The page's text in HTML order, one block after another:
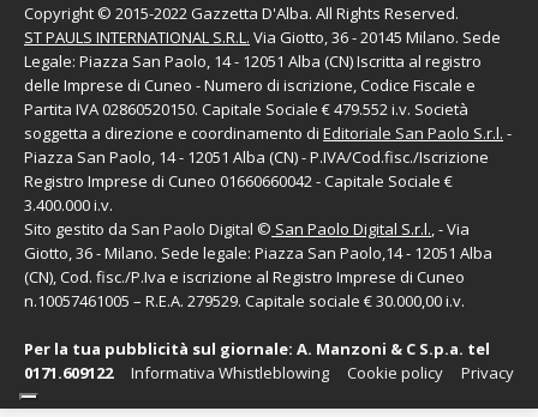
Copyright © 2015-2022 Gazzetta D'Alba. All Rights Reserved.
ST PAULS INTERNATIONAL S.R.L. Via Giotto, 36 - 20145 Milano. Sede
Legale: Piazza San Paolo, 14 - 12051 Alba (CN) Iscritta al registro
delle Imprese di Cuneo - Numero di iscrizione, Codice Fiscale e
Partita IVA 02860520150. Capitale Sociale € 479.552 i.v. Società
soggetta a direzione e coordinamento di Editoriale San Paolo S.r.l. -
Piazza San Paolo, 14 - 12051 Alba (CN) - P.IVA/Cod.fisc./Iscrizione
Registro Imprese di Cuneo 01660660042 - Capitale Sociale €
3.400.000 i.v.
Sito gestito da San Paolo Digital © San Paolo Digital S.r.l., - Via
Giotto, 36 - Milano. Sede legale: Piazza San Paolo,14 - 12051 Alba
(CN), Cod. fisc./P.Iva e iscrizione al Registro Imprese di Cuneo
n.10057461005 – R.E.A. 279529. Capitale sociale € 30.000,00 i.v.
Per la tua pubblicità sul giornale: A. Manzoni & C S.p.a. tel
0171.609122
Privacy
Cookie policy
Informativa Whistleblowing